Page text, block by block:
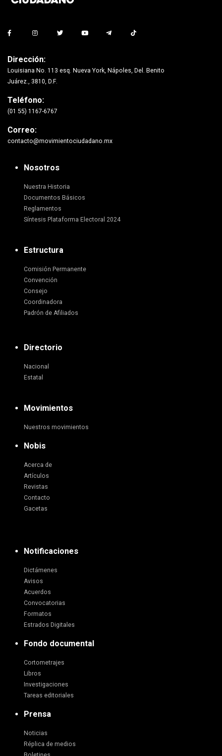
Dirección:
Louisiana No. 113 esq. Nueva York, Nápoles, Del. Benito
Juárez., 3810, D.F.
Teléfono:
(01 55) 1167-6767
Correo:
contacto@movimientociudadano.mx
Nosotros
Nuestra Historia
Documentos Básicos
Reglamentos
Síntesis Plataforma Electoral 2024
Estructura
Comisión Permanente
Convención
Consejo
Coordinadora
Padrón de Afiliados
Directorio
Nacional
Estatal
Movimientos
Nuestros movimientos
Nobis
Acerca de
Artículos
Revistas
Contacto
Gacetas
Notificaciones
Dictámenes
Avisos
Acuerdos
Convocatorias
Formatos
Estrados Digitales
Fondo documental
Cortometrajes
Libros
Investigaciones
Tareas editoriales
Prensa
Noticias
Réplica de medios